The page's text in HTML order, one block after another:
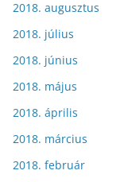
2018. augusztus
2018. július
2018. június
2018. május
2018. április
2018. március
2018. február